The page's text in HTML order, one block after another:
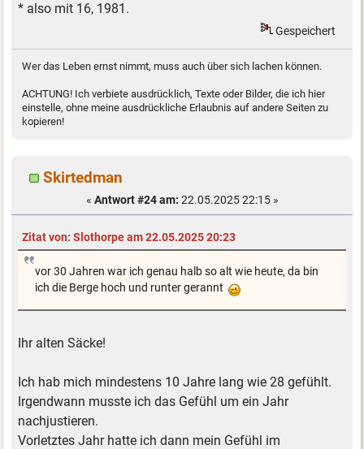
* also mit 16, 1981.
Gespeichert
Wer das Leben ernst nimmt, muss auch über sich lachen können.
ACHTUNG! Ich verbiete ausdrücklich, Texte oder Bilder, die ich hier
einstelle, ohne meine ausdrückliche Erlaubnis auf andere Seiten zu
kopieren!
Skirtedman
« Antwort #24 am: 22.05.2025 22:15 »
Zitat von: Slothorpe am 22.05.2025 20:23
vor 30 Jahren war ich genau halb so alt wie heute, da bin
ich die Berge hoch und runter gerannt
Ihr alten Säcke!
Ich hab mich mindestens 10 Jahre lang wie 28 gefühlt.
Irgendwann musste ich das Gefühl um ein Jahr
nachjustieren.
Vorletztes Jahr hatte ich dann mein Gefühl im